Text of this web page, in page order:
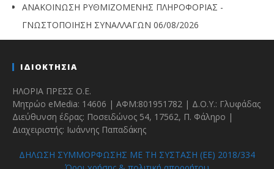
ΑΝΑΚΟΙΝΩΣΗ ΡΥΘΜΙΖΟΜΕΝΗΣ ΠΛΗΡΟΦΟΡΙΑΣ -
ΓΝΩΣΤΟΠΟΙΗΣΗ ΣΥΝΑΛΛΑΓΩΝ 06/08/2026
ΙΔΙΟΚΤΗΣΙΑ
ΗΛΟΡΙΑ ΠΡΕΣΣ Ο.Ε.
Μητρώο eMedia: 14606 | ΑΦΜ:801951782 | Δ.Ο.Υ.: Γλυφάδας
Διεύθυνση έδρας: Ποσειδώνος 54, 17562, Π. Φάληρο |
Διαχειριστής: Ιωάννης Παπαδάκης
ΔΗΛΩΣΗ ΣΥΜΜΟΡΦΩΣΗΣ ΜΕ ΤΗ ΣΥΣΤΑΣΗ (ΕΕ) 2018/334